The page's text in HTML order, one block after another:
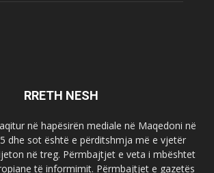
RRETH NESH
në hapësirën mediale në Maqedoni në
dhe sot është e përditshmja më e vjetër
në treg. Përmbajtjet e veta i mbështet
të informimit. Përmbajtjet e gazetës